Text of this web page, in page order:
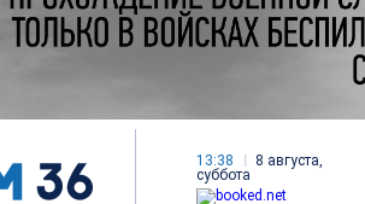
13:38
8 августа,
суббота